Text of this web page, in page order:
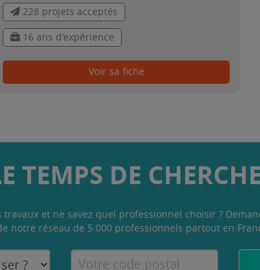
228 projets acceptés
16 ans d'expérience
Voir sa fiche
TEMPS DE
et ne savez quel professionnel choisir ?
notre réseau de 5 000 professionnels partout en